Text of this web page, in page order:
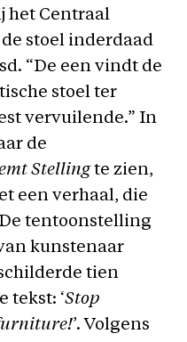
het Centraal
stoel inderdaad
“De een vindt de
stoel ter
vervuilende.” In
de
Stellingte zien,
een verhaal, die
tentoonstelling
kunstenaar
tien
tekst: ‘Stop
’. Volgens